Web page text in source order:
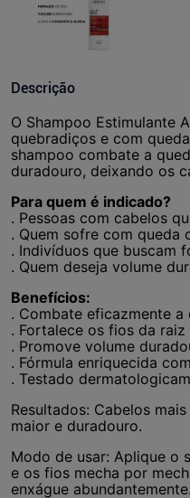
Descrição
O Shampoo Estimulante
quebradiços e com
shampoo combate a
duradouro, deixando os
Para quem é indicado?
. Pessoas com cabelos
. Quem sofre com queda
. Indivíduos que buscam
. Quem deseja volume
Benefícios:
. Combate eficazmente a
. Fortalece os fios da
. Promove volume
. Fórmula enriquecida
. Testado
Resultados: Cabelos
maior e duradouro.
Modo de usar: Aplique o
e os fios mecha por
enxágue